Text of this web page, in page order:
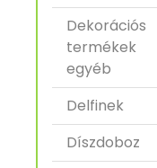
Dekorációs
termékek
egyéb
Delfinek
Díszdoboz